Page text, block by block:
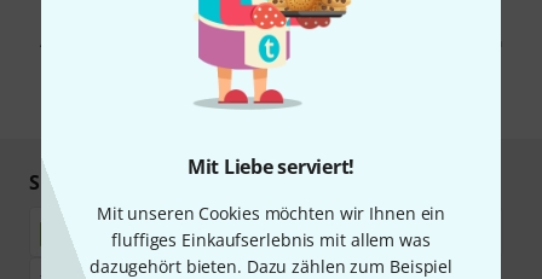
Mit Liebe serviert!
Mit unseren Cookies möchten wir Ihnen ein
fluffiges Einkaufserlebnis mit allem was
dazugehört bieten. Dazu zählen zum Beispiel
Werbung und einer Messung des E-Mail-Nutzungsverhaltens zu. Die
Abmeldung ist jederzeit möglich. Weitere Informationen finden Sie in
unseren
Datenschutzhinweisen
* Pflichtfeld
Sicher einkaufen & bezahlen